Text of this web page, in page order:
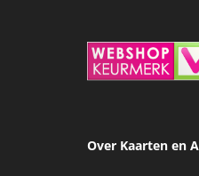
Over Kaarten en